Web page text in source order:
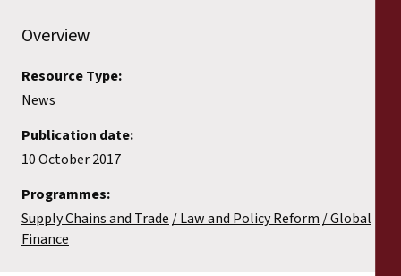
Overview
Resource Type:
News
Publication date:
10 October 2017
Programmes:
Supply Chains and Trade
Law and Policy Reform Global
Finance